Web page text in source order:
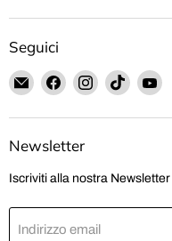
Seguici
Email
Hobby
Shop
Solution
Trovaci
Facebook
Trovaci
Instagram
Trovaci
TikTok
Newsletter
Iscriviti alla nostra
Indirizzo email